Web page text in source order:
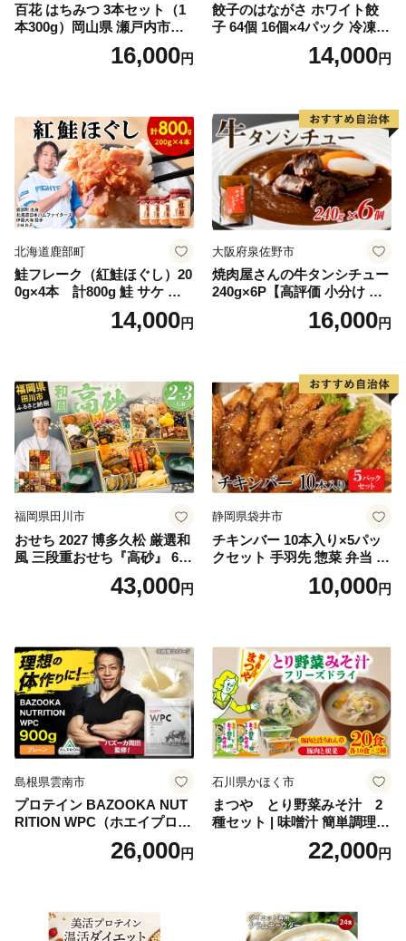
百花 はちみつ 3本セット（1
本300g）岡山県 瀬戸内市産
石黒農園 ヨーグルト パン 砂
糖の代わり 香り高い いい香
16,000円
餃子のはながさ ホワイト餃
子 64個 16個×4パック 冷凍
中華 点心 B級グルメ ご当地
野菜 おつまみ おかず 簡単調
ー ギフト お取り寄せ 日高市
14,000円
北海道鹿部町
鮭フレーク（紅鮭ほぐし）20
0g×4本 計800g 鮭 サケ 鮭
ほぐし サケフレーク シャケ
フレーク 鮭フレーク14,000円
大阪府泉佐野市
焼肉屋さんの牛タンシチュー
240g×6P【高評価 小分け 惣
菜 牛たん 一人暮らし 冷凍】
16,000円
福岡県田川市
おせち 2027 博多久松 厳選和
風 三段重おせち『高砂』 6.5
寸 3段重 2～3人前 おせち料
理 重箱 お正月 冷凍おせち 縁
ち 本格おせち おせち予約 年
末 年始 お取り寄せ 新春 贅沢
おせち こだわりおせち 惣菜
老舗おせち ふるさと納税お
せち 御節 お節料理 正月 調理
不要 おせち料理2027
43,000円
静岡県袋井市
チキンバー 10本入り×5パッ
クセット 手羽先 惣菜 弁当 お
かず お酒 おつまみ ギフト キ
ャンプ アウトドア キャンプ
10,000円
島根県雲南市
プロテイン BAZOOKA NUT
RITION WPC（ホエイプロテ
イン）＜プレーン＞ 900g｜
バズーカ岡田監修・植物由来
ロン [AIEN005]
26,000円
石川県かほく市
まつや とり野菜みそ汁 2
種セット | 味噌汁 簡単調理
お味噌 おみそ みそ とり野菜
時短料理 時短ごはん ご当地
22,000円